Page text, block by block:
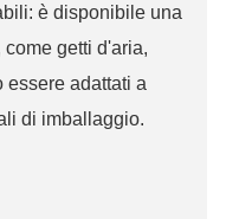
è disponibile una
getti d'aria,
essere adattati a
di imballaggio.